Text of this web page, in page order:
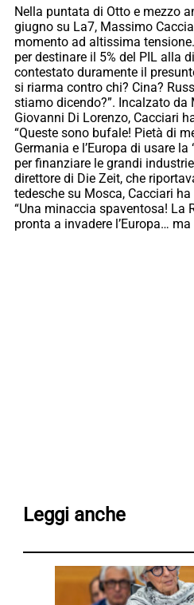
Nella puntata di Otto e mezzo
giugno su La7, Massimo
momento ad altissima
per destinare il 5% del PIL alla
contestato duramente il
si riarma contro chi? Cina?
stiamo dicendo?”. Incalzato
Giovanni Di Lorenzo, Cacciari
“Queste sono bufale! Pietà di
Germania e l’Europa di usare
per finanziare le grandi
direttore di Die Zeit, che
tedesche su Mosca, Cacciari
“Una minaccia spaventosa! La
pronta a invadere l’Europa…
Leggi anche